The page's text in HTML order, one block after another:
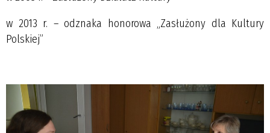
w 2013 r. – odznaka honorowa „Zasłużony dla Kultury
Polskiej”